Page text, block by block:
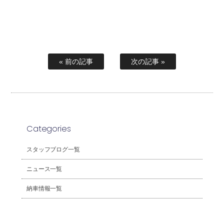
« 前の記事 次の記事 »
Categories
スタッフブログ一覧
ニュース一覧
納車情報一覧